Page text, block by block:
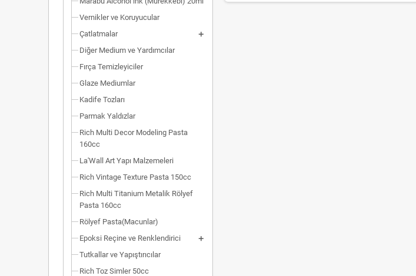
Vernikler ve Koruyucular
Çatlatmalar
Diğer Medium ve Yardımcılar
Fırça Temizleyiciler
Glaze Mediumlar
Kadife Tozları
Parmak Yaldızlar
Rich Multi Decor Modeling Pasta
160cc
La'Wall Art Yapı Malzemeleri
Rich Vintage Texture Pasta 150cc
Rich Multi Titanium Metalik Rölyef
Pasta 160cc
Rölyef Pasta(Macunlar)
Epoksi Reçine ve Renklendirici
Tutkallar ve Yapıştırıcılar
Rich Toz Simler 50cc